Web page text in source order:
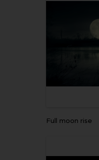
Full moon rise